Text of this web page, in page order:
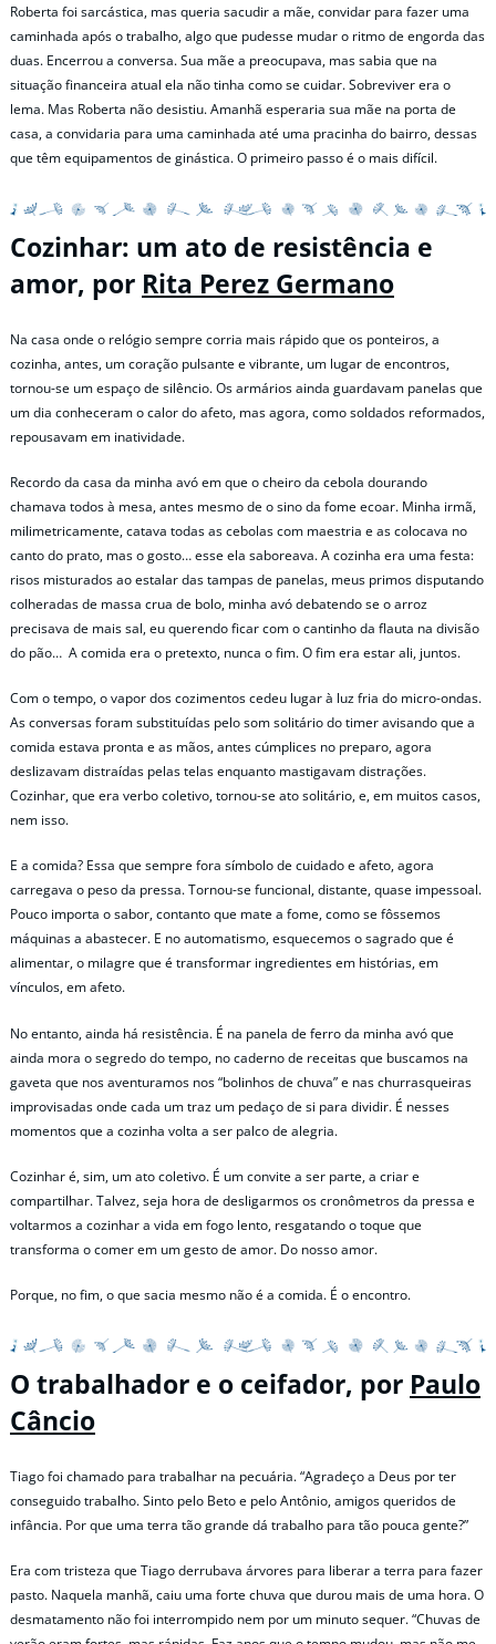
Roberta foi sarcástica, mas queria sacudir a mãe, convidar para fazer uma
caminhada após o trabalho, algo que pudesse mudar o ritmo de engorda das
duas. Encerrou a conversa. Sua mãe a preocupava, mas sabia que na
situação financeira atual ela não tinha como se cuidar. Sobreviver era o
lema. Mas Roberta não desistiu. Amanhã esperaria sua mãe na porta de
casa, a convidaria para uma caminhada até uma pracinha do bairro, dessas
que têm equipamentos de ginástica. O primeiro passo é o mais difícil.
Cozinhar: um ato de resistência e
amor, por Rita Perez Germano
Na casa onde o relógio sempre corria mais rápido que os ponteiros, a
cozinha, antes, um coração pulsante e vibrante, um lugar de encontros,
tornou-se um espaço de silêncio. Os armários ainda guardavam panelas que
um dia conheceram o calor do afeto, mas agora, como soldados reformados,
repousavam em inatividade.
Recordo da casa da minha avó em que o cheiro da cebola dourando
chamava todos à mesa, antes mesmo de o sino da fome ecoar. Minha irmã,
milimetricamente, catava todas as cebolas com maestria e as colocava no
canto do prato, mas o gosto… esse ela saboreava. A cozinha era uma festa:
risos misturados ao estalar das tampas de panelas, meus primos disputando
colheradas de massa crua de bolo, minha avó debatendo se o arroz
precisava de mais sal, eu querendo ficar com o cantinho da flauta na divisão
do pão… A comida era o pretexto, nunca o fim. O fim era estar ali, juntos.
Com o tempo, o vapor dos cozimentos cedeu lugar à luz fria do micro-ondas.
As conversas foram substituídas pelo som solitário do timer avisando que a
comida estava pronta e as mãos, antes cúmplices no preparo, agora
deslizavam distraídas pelas telas enquanto mastigavam distrações.
Cozinhar, que era verbo coletivo, tornou-se ato solitário, e, em muitos casos,
nem isso.
E a comida? Essa que sempre fora símbolo de cuidado e afeto, agora
carregava o peso da pressa. Tornou-se funcional, distante, quase impessoal.
Pouco importa o sabor, contanto que mate a fome, como se fôssemos
máquinas a abastecer. E no automatismo, esquecemos o sagrado que é
alimentar, o milagre que é transformar ingredientes em histórias, em
vínculos, em afeto.
No entanto, ainda há resistência. É na panela de ferro da minha avó que
ainda mora o segredo do tempo, no caderno de receitas que buscamos na
gaveta que nos aventuramos nos “bolinhos de chuva” e nas churrasqueiras
improvisadas onde cada um traz um pedaço de si para dividir. É nesses
momentos que a cozinha volta a ser palco de alegria.
Cozinhar é, sim, um ato coletivo. É um convite a ser parte, a criar e
compartilhar. Talvez, seja hora de desligarmos os cronômetros da pressa e
voltarmos a cozinhar a vida em fogo lento, resgatando o toque que
transforma o comer em um gesto de amor. Do nosso amor.
Porque, no fim, o que sacia mesmo não é a comida. É o encontro.
O trabalhador e o ceifador, por Paulo
Câncio
Tiago foi chamado para trabalhar na pecuária. “Agradeço a Deus por ter
conseguido trabalho. Sinto pelo Beto e pelo Antônio, amigos queridos de
infância. Por que uma terra tão grande dá trabalho para tão pouca gente?”
Era com tristeza que Tiago derrubava árvores para liberar a terra para fazer
pasto. Naquela manhã, caiu uma forte chuva que durou mais de uma hora. O
desmatamento não foi interrompido nem por um minuto sequer. “Chuvas de